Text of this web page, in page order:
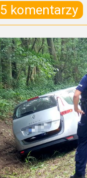
5 komentarzy